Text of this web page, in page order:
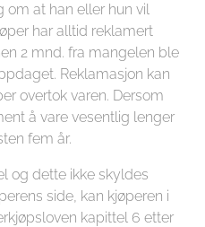
at han eller hun vil
har alltid reklamert
2 mnd. fra mangelen ble
Reklamasjon kan
overtok varen. Dersom
å vare vesentlig lenger
fem år.
og dette ikke skyldes
side, kan kjøperen i
kapittel 6 etter